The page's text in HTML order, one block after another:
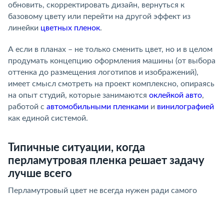
обновить, скорректировать дизайн, вернуться к
базовому цвету или перейти на другой эффект из
линейки цветных пленок.
А если в планах – не только сменить цвет, но и в целом
продумать концепцию оформления машины (от выбора
оттенка до размещения логотипов и изображений),
имеет смысл смотреть на проект комплексно, опираясь
на опыт студий, которые занимаются оклейкой авто,
работой с автомобильными пленками и винилографией
как единой системой.
Типичные ситуации, когда
перламутровая пленка решает задачу
лучше всего
Перламутровый цвет не всегда нужен ради самого